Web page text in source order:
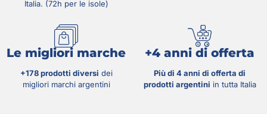
Italia. (72h per le isole)
Le migliori marche
+178 prodotti diversi dei
migliori marchi argentini
+4 anni di offerta
Più di 4 anni di offerta di
prodotti argentini in tutta Italia